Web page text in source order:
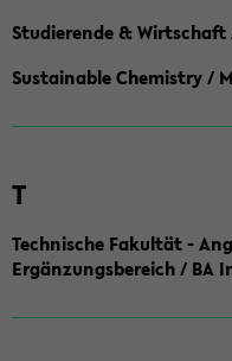
Studierende & Wirtschaft
Sustainable Chemistry /
T
Technische Fakultät -
Ergänzungsbereich / BA